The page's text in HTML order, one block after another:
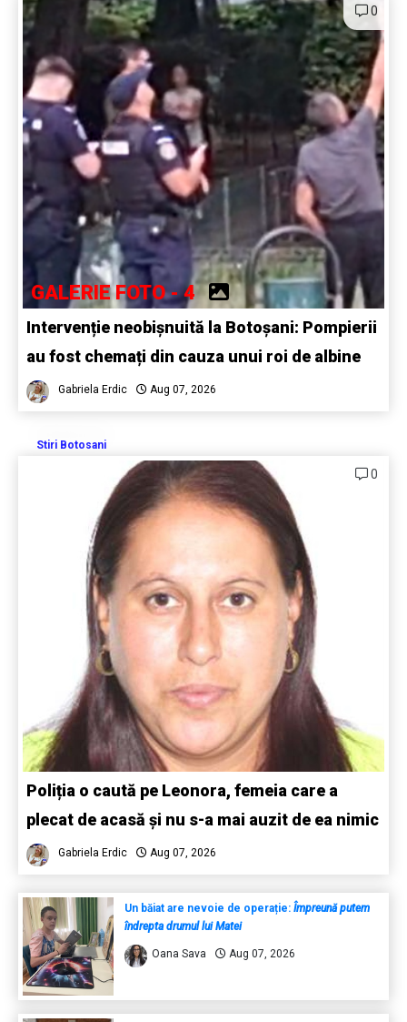
0
GALERIE FOTO - 4
Intervenție neobișnuită la Botoșani: Pompierii
au fost chemați din cauza unui roi de albine
Gabriela Erdic Aug 07, 2026
Stiri Botosani
0
Poliția o caută pe Leonora, femeia care a
plecat de acasă și nu s-a mai auzit de ea nimic
Gabriela Erdic Aug 07, 2026
Un băiat are nevoie de operație: Împreună putem
îndrepta drumul lui Matei
Oana Sava Aug 07, 2026